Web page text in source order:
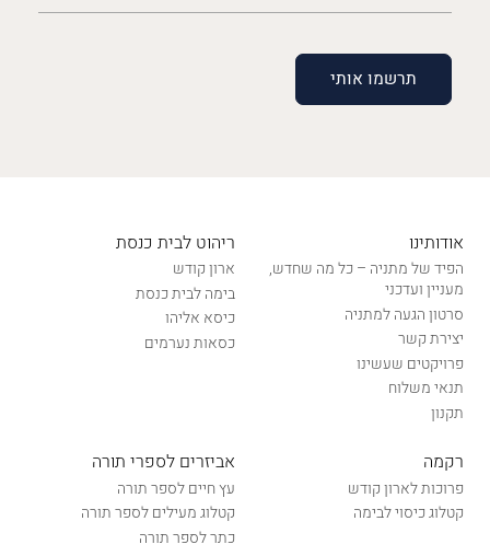
(חובה)
אודותינו
הפיד של מתניה – כל מה שחדש,
מעניין ועדכני
סרטון הגעה למתניה
יצירת קשר
פרויקטים שעשינו
תנאי משלוח
תקנון
ריהוט לבית כנסת
ארון קודש
בימה לבית כנסת
כיסא אליהו
כסאות נערמים
רקמה
פרוכות לארון קודש
קטלוג כיסוי לבימה
אביזרים לספרי תורה
עץ חיים לספר תורה
קטלוג מעילים לספר תורה
כתר לספר תורה